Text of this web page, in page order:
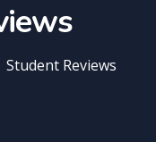
Student Reviews